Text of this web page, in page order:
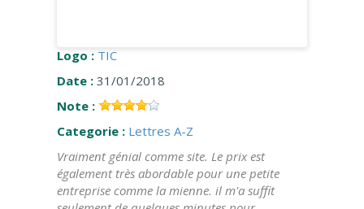
Logo : TIC
Date : 31/01/2018
Note :
Categorie : Lettres A-Z
Vraiment génial comme site. Le prix est
également très abordable pour une petite
entreprise comme la mienne. il m'a suffit